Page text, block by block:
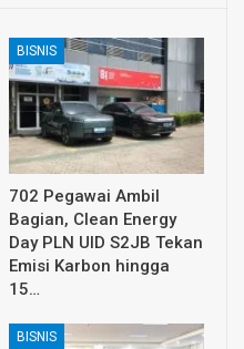
BISNIS
702 Pegawai Ambil
Bagian, Clean Energy
Day PLN UID S2JB Tekan
Emisi Karbon hingga
15…
BISNIS